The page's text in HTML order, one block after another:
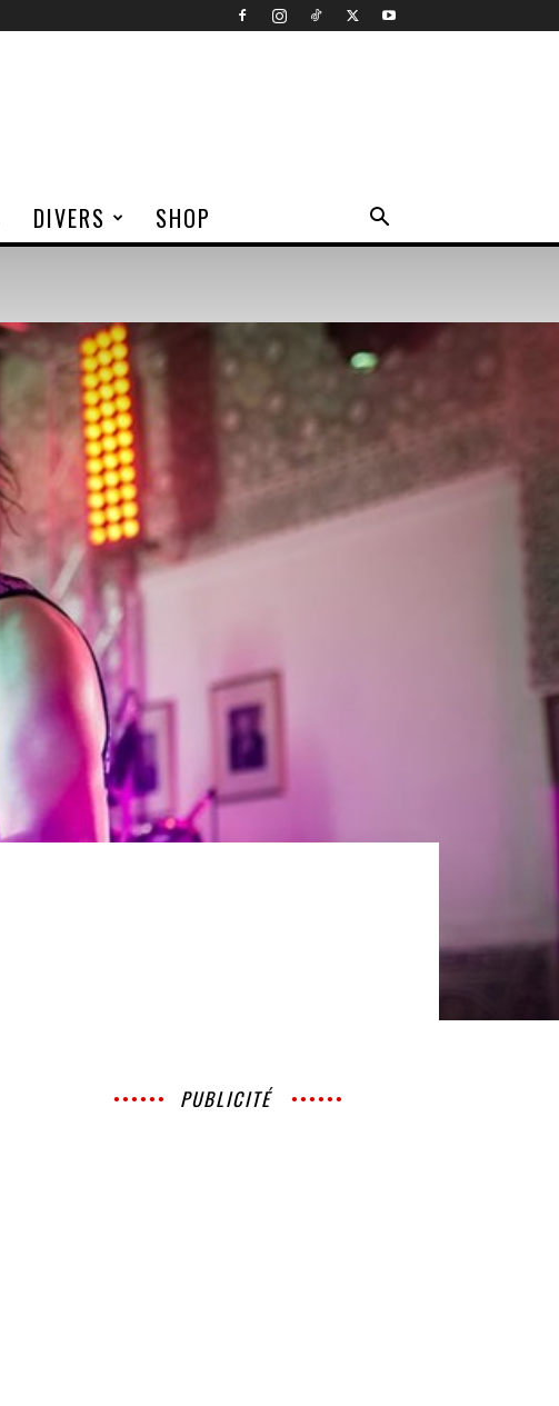
DIVERS SHOP
PUBLICITÉ